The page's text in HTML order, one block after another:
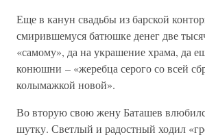
Еще в канун свадьбы из барской
смирившемуся батюшке денег две
«самому», да на украшение храма, да
конюшни – «жеребца серого со всей
колымажкой новой».
Во вторую свою жену Баташев
шутку. Светлый и радостный ходил